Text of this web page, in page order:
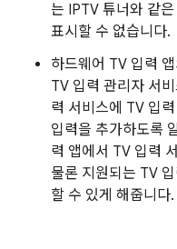
는 IPTV 튜너와 같
표시할 수 없습니다.
하드웨어 TV 입력 앱
TV 입력 관리자 서
력 서비스에 TV 입
입력을 추가하도록
력 앱에서 TV 입력
물론 지원되는 TV
할 수 있게 해줍니다.